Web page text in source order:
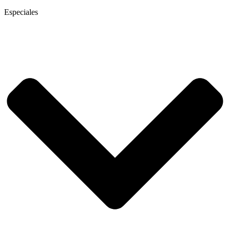
Especiales